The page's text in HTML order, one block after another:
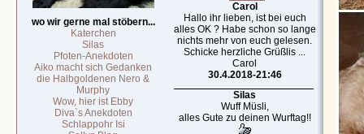
wo wir gerne mal stöbern...
Katerchen
Silas
Pfoten-Anekdoten
Aiko macht sich Gedanken
die Halbgoldenen Nero &
Murphy
Wow, hier ist Ebby
Diva`s Anekdoten
Schlappohr Isi
Carol
Hallo ihr lieben, ist bei euch
alles OK ? Habe schon so lange
nichts mehr von euch gelesen.
Schicke herzliche Grüßlis ...
Carol
30.4.2018-21:46
Silas
Wuff Müsli,
alles Gute zu deinen Wurftag!!